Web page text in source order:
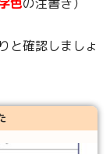
と確認しましょ